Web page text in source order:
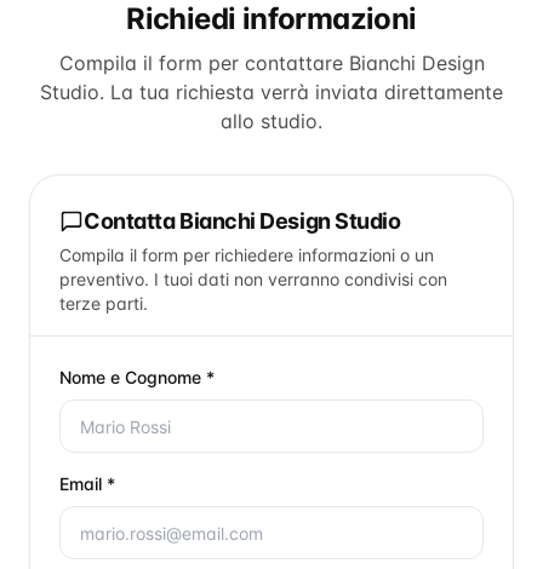
Richiedi informazioni
Compila il form per contattare Bianchi Design
Studio. La tua richiesta verrà inviata direttamente
allo studio.
ContattaBianchi Design Studio
Compila il form per richiedere informazioni o un
preventivo. I tuoi dati non verranno condivisi con
terze parti.
Nome e Cognome *
Email *